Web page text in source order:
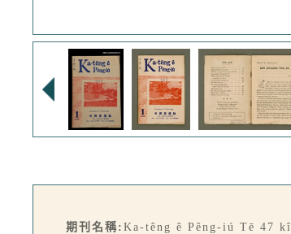
期刊名稱: Ka-têng ê Pêng-iú Tē 47 kî